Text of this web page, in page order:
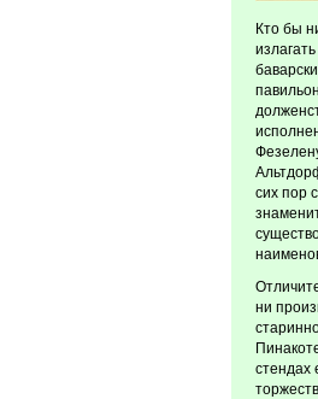
Кто бы
сих пор
ни
стендах